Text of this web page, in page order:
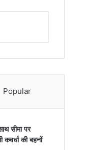
Popular
सीमा पर
की बहनों